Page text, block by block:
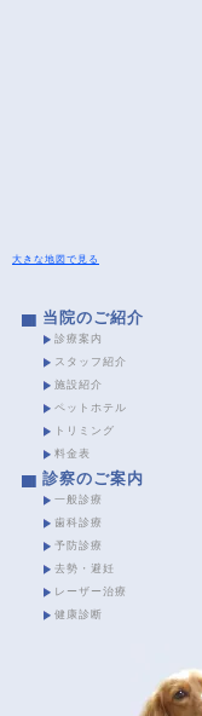
大きな地図で見る
当院のご紹介
診療案内
スタッフ紹介
施設紹介
ペットホテル
トリミング
料金表
診察のご案内
一般診療
歯科診療
予防診療
去勢・避妊
レーザー治療
健康診断